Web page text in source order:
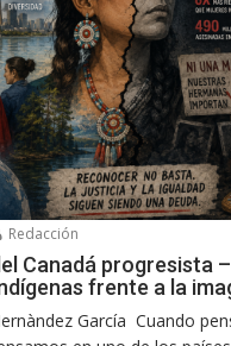
Redacción
Canadá progresista
frente a la
García Cuando